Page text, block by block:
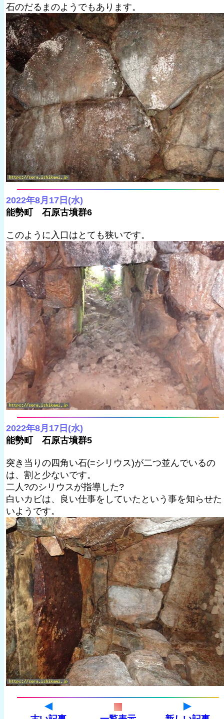
石のだるまのようでもあります。
2022年8月17日(水)
能勢町 石原古墳群6
このように入口はとても狭いです。
2022年8月17日(水)
能勢町 石原古墳群5
突き当りの四角い石(=シリウス)が二つ並んでいるの
は、割と少ないです。
二人?のシリウスが指導した?
白いカビは、良い仕事をしていたという事を知らせた
いようです。